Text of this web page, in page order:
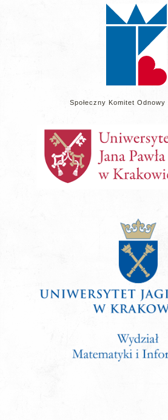
Społeczny Komitet